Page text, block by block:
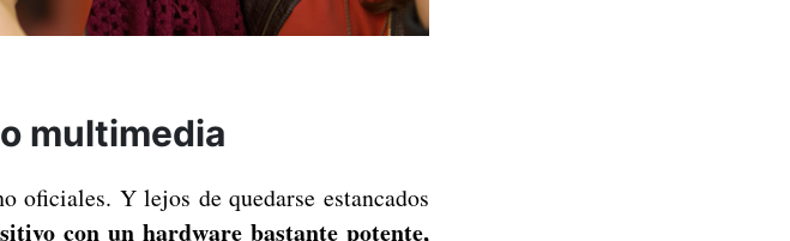
multimedia
oficiales. Y lejos de quedarse estancados
con un hardware bastante potente,